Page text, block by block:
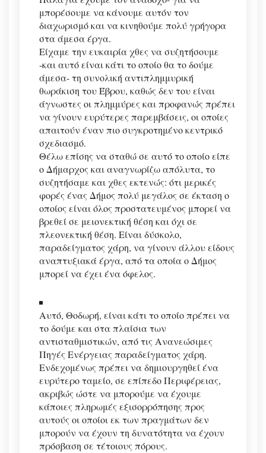
μπορέσουμε να κάνουμε αυτόν τον
διαχωρισμό και να κινηθούμε πολύ γρήγορα
στα άμεσα έργα.
Είχαμε την ευκαιρία χθες να συζητήσουμε
-και αυτό είναι κάτι το οποίο θα το δούμε
άμεσα- τη συνολική αντιπλημμυρική
θωράκιση του Έβρου, καθώς δεν του είναι
άγνωστες οι πλημμύρες και προφανώς πρέπει
να γίνουν ευρύτερες παρεμβάσεις, οι οποίες
απαιτούν έναν πιο συγκροτημένο κεντρικό
σχεδιασμό.
Θέλω επίσης να σταθώ σε αυτό το οποίο είπε
ο Δήμαρχος και αναγνωρίζω απόλυτα, το
συζητήσαμε και χθες εκτενώς: ότι μερικές
φορές ένας Δήμος πολύ μεγάλος σε έκταση ο
οποίος είναι όλος προστατευμένος μπορεί να
βρεθεί σε μειονεκτική θέση και όχι σε
πλεονεκτική θέση. Είναι δύσκολο,
παραδείγματος χάρη, να γίνουν άλλου είδους
αναπτυξιακά έργα, από τα οποία ο Δήμος
μπορεί να έχει ένα όφελος.
Αυτό, Θοδωρή, είναι κάτι το οποίο πρέπει να
το δούμε και στα πλαίσια των
αντισταθμιστικών, από τις Ανανεώσιμες
Πηγές Ενέργειας παραδείγματος χάρη.
Ενδεχομένως πρέπει να δημιουργηθεί ένα
ευρύτερο ταμείο, σε επίπεδο Περιφέρειας,
ακριβώς ώστε να μπορούμε να έχουμε
κάποιες πληρωμές εξισορρόπησης προς
αυτούς οι οποίοι εκ των πραγμάτων δεν
μπορούν να έχουν τη δυνατότητα να έχουν
πρόσβαση σε τέτοιους πόρους.